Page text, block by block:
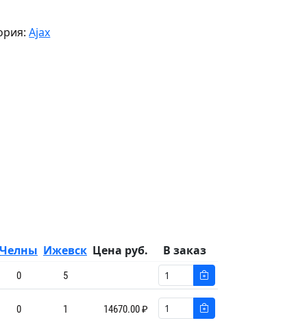
Ajax
Челны Ижевск Цена руб. В заказ
0 5
0 1 14670.00 ₽